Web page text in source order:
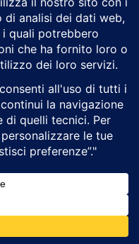
rapporti dell'intelligence
il presidente...
che ha aperto la
senza